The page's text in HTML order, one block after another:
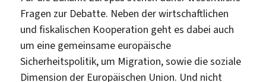
Fragen zur Debatte. Neben der wirtschaftlichen
und fiskalischen Kooperation geht es dabei auch
um eine gemeinsame europäische
Sicherheitspolitik, um Migration, sowie die soziale
Dimension der Europäischen Union. Und nicht